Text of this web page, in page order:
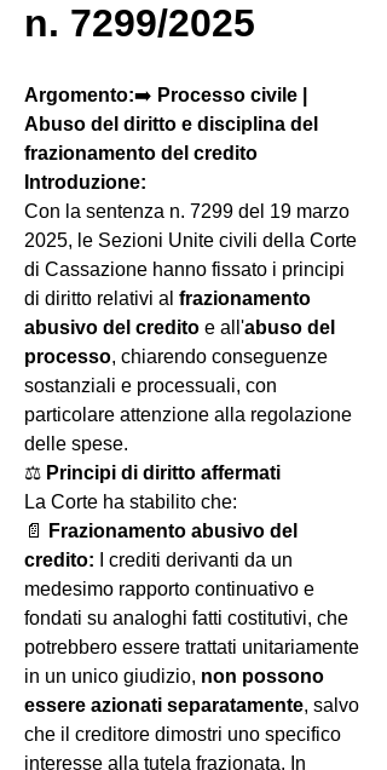
n. 7299/2025
Argomento:➡️ Processo civile |
Abuso del diritto e disciplina del
frazionamento del credito
Introduzione:
Con la sentenza n. 7299 del 19 marzo
2025, le Sezioni Unite civili della Corte
di Cassazione hanno fissato i principi
di diritto relativi al frazionamento
abusivo del credito e all'abuso del
processo, chiarendo conseguenze
sostanziali e processuali, con
particolare attenzione alla regolazione
delle spese.
⚖️ Principi di diritto affermati
La Corte ha stabilito che:
📄
Frazionamento abusivo del
credito:
I crediti derivanti da un
medesimo rapporto continuativo e
fondati su analoghi fatti costitutivi, che
potrebbero essere trattati unitariamente
in un unico giudizio, non possono
essere azionati separatamente, salvo
che il creditore dimostri uno specifico
interesse alla tutela frazionata. In